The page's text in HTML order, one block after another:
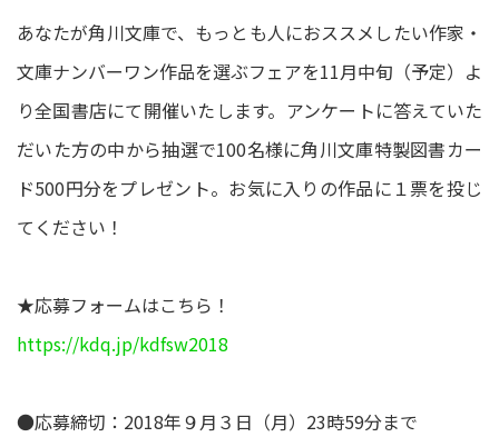
あなたが角川文庫で、もっとも人におススメしたい作家・
文庫ナンバーワン作品を選ぶフェアを11月中旬（予定）よ
り全国書店にて開催いたします。アンケートに答えていた
だいた方の中から抽選で100名様に角川文庫特製図書カー
ド500円分をプレゼント。お気に入りの作品に１票を投じ
てください！
★応募フォームはこちら！
https://kdq.jp/kdfsw2018
●応募締切：2018年９月３日（月）23時59分まで